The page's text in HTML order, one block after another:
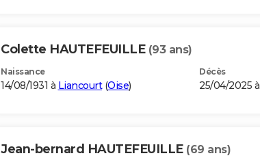
Colette HAUTEFEUILLE (93 ans)
Naissance
14/08/1931 à Liancourt(Oise)
Décès
25/04/2025 à
Jean-bernard HAUTEFEUILLE (69 ans)